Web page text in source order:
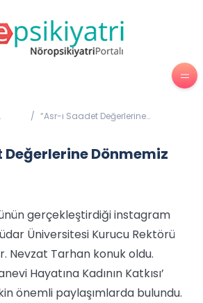
/ “Asr-ı Saadet Değerlerine
Değerlerine Dönmemiz
gerçekleştirdiği instagram
Üniversitesi Kurucu Rektörü
Nevzat Tarhan konuk oldu.
Hayatına Kadının Katkısı’
önemli paylaşımlarda bulundu.